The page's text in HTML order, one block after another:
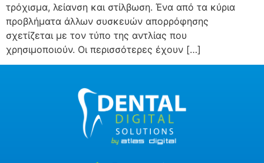
τρόχισμα, λείανση και στίλβωση. Ένα από τα κύρια
προβλήματα άλλων συσκευών απορρόφησης
σχετίζεται με τον τύπο της αντλίας που
χρησιμοποιούν. Οι περισσότερες έχουν […]